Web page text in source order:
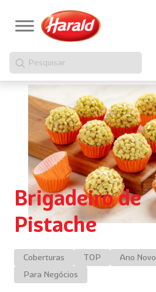
Pesquisar
Brigadeiro de
Pistache
Coberturas TOP Ano Novo
Para Negócios